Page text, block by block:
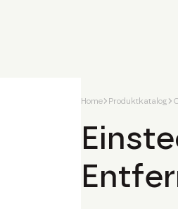
Home Produktkatalog